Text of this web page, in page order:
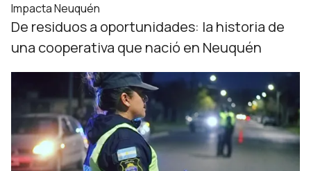
Impacta Neuquén
De residuos a oportunidades: la historia de
una cooperativa que nació en Neuquén